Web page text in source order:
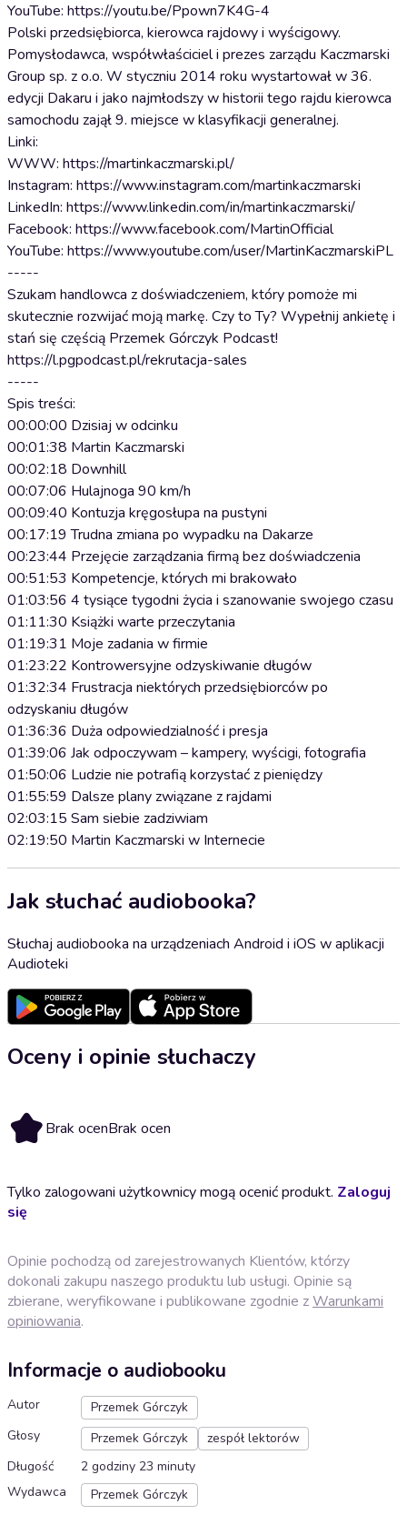
YouTube: https://youtu.be/Ppown7K4G-4
Polski przedsiębiorca, kierowca rajdowy i wyścigowy.
Pomysłodawca, współwłaściciel i prezes zarządu Kaczmarski
Group sp. z o.o. W styczniu 2014 roku wystartował w 36.
edycji Dakaru i jako najmłodszy w historii tego rajdu kierowca
samochodu zajął 9. miejsce w klasyfikacji generalnej.
Linki:
WWW: https://martinkaczmarski.pl/
Instagram: https://www.instagram.com/martinkaczmarski
LinkedIn: https://www.linkedin.com/in/martinkaczmarski/
Facebook: https://www.facebook.com/MartinOfficial
YouTube: https://www.youtube.com/user/MartinKaczmarskiPL
-----
Szukam handlowca z doświadczeniem, który pomoże mi
skutecznie rozwijać moją markę. Czy to Ty? Wypełnij ankietę i
stań się częścią Przemek Górczyk Podcast!
https://l.pgpodcast.pl/rekrutacja-sales
-----
Spis treści:
00:00:00 Dzisiaj w odcinku
00:01:38 Martin Kaczmarski
00:02:18 Downhill
00:07:06 Hulajnoga 90 km/h
00:09:40 Kontuzja kręgosłupa na pustyni
00:17:19 Trudna zmiana po wypadku na Dakarze
00:23:44 Przejęcie zarządzania firmą bez doświadczenia
00:51:53 Kompetencje, których mi brakowało
01:03:56 4 tysiące tygodni życia i szanowanie swojego czasu
01:11:30 Książki warte przeczytania
01:19:31 Moje zadania w firmie
01:23:22 Kontrowersyjne odzyskiwanie długów
01:32:34 Frustracja niektórych przedsiębiorców po
odzyskaniu długów
01:36:36 Duża odpowiedzialność i presja
01:39:06 Jak odpoczywam – kampery, wyścigi, fotografia
01:50:06 Ludzie nie potrafią korzystać z pieniędzy
01:55:59 Dalsze plany związane z rajdami
02:03:15 Sam siebie zadziwiam
02:19:50 Martin Kaczmarski w Internecie
Jak słuchać audiobooka?
Słuchaj audiobooka na urządzeniach Android i iOS w aplikacji
Audioteki
Oceny i opinie słuchaczy
Brak ocenBrak ocen
Tylko zalogowani użytkownicy mogą ocenić produkt. Zaloguj
się
Opinie pochodzą od zarejestrowanych Klientów, którzy
dokonali zakupu naszego produktu lub usługi. Opinie są
zbierane, weryfikowane i publikowane zgodnie zWarunkami
opiniowania.
Informacje o audiobooku
Autor
Przemek Górczyk
Głosy
Przemek Górczyk
zespół lektorów
Długość
2 godziny 23 minuty
Wydawca
Przemek Górczyk